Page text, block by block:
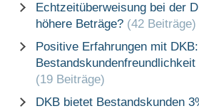
Echtzeitüberweisung bei der
höhere Beträge? (42 Beiträge)
Positive Erfahrungen mit
(19 Beiträge)
DKB bietet Bestandskunden